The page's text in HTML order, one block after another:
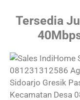
Tersedia